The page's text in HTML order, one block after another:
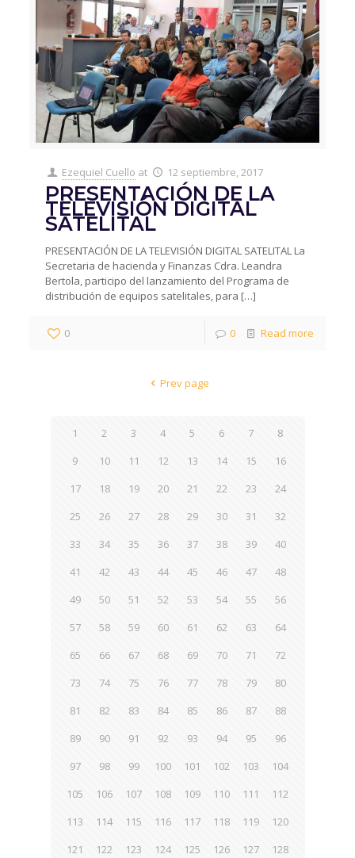
Ezequiel Cuello at 12 septiembre, 2017
PRESENTACIÓN DE LA
TELEVISIÓN DIGITAL
SATELITAL
PRESENTACIÓN DE LA TELEVISIÓN DIGITAL SATELITAL La
Secretaria de hacienda y Finanzas Cdra. Leandra
Bertola, participo del lanzamiento del Programa de
distribución de equipos satelitales, para […]
0 0 Read more
Prev page
1 2 3 4 5 6 7
8
9
10 11 12 13 14 15
16
17
18 19 20 21 22 23
24
25
26 27 28 29 30 31
32
33
34 35 36 37 38 39
40
41
42 43 44 45 46 47
48
49
50 51 52 53 54 55
56
57
58 59 60 61 62 63
64
65
66 67 68 69 70 71
72
73
74 75 76 77 78 79
80
81
82 83 84 85 86 87
88
89
90 91 92 93 94 95
96
97
98 99 100 101 102 103
104
105
106 107 108 109 110 111
112
113
114 115 116 117 118 119
120
121
122 123 124 125 126 127
128